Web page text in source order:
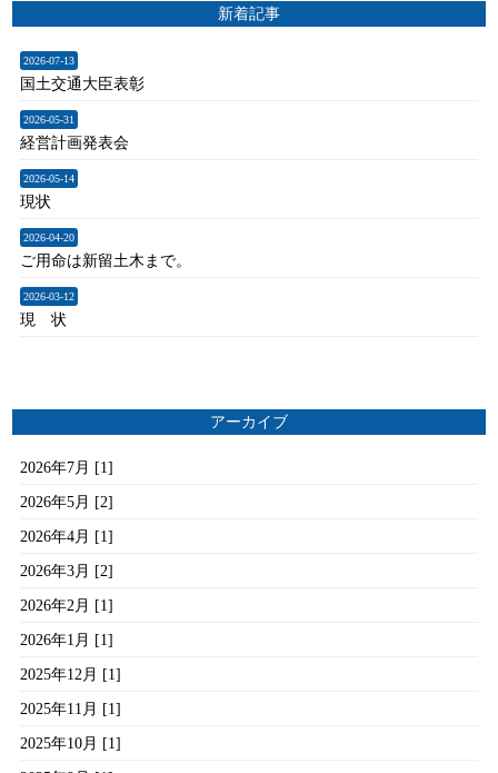
新着記事
2026-07-13
国土交通大臣表彰
2026-05-31
経営計画発表会
2026-05-14
現状
2026-04-20
ご用命は新留土木まで。
2026-03-12
現 状
アーカイブ
2026年7月 [1]
2026年5月 [2]
2026年4月 [1]
2026年3月 [2]
2026年2月 [1]
2026年1月 [1]
2025年12月 [1]
2025年11月 [1]
2025年10月 [1]